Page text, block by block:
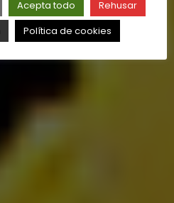
Acepta todo
Rehusar
Política de cookies